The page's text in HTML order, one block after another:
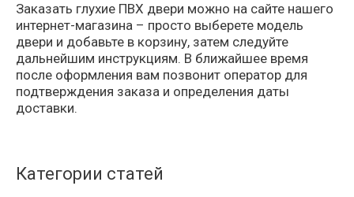
Заказать глухие ПВХ двери можно на сайте нашего
интернет-магазина – просто выберете модель
двери и добавьте в корзину, затем следуйте
дальнейшим инструкциям. В ближайшее время
после оформления вам позвонит оператор для
подтверждения заказа и определения даты
доставки.
Категории статей